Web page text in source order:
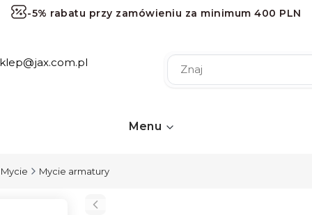
-5% rabatu przy zamówieniu za minimum 400 PLN
-15% rabatu przy zamówieniu za minimum 2000 PLN
Darmowa dostawa przy zamówieniu za minimum 120
Menu
Mycie Mycie armatury